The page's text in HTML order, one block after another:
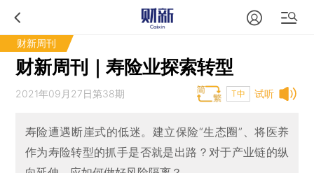
财新周刊
财新周刊｜寿险业探索转型
试听
2021年09月27日第38期 T中
寿险遭遇断崖式的低迷。建立保险“生态圈”、将医养
作为寿险转型的抓手是否就是出路？对于产业链的纵